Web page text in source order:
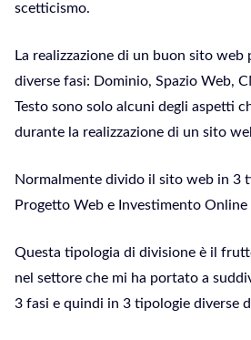
scetticismo.
La realizzazione di un buon sito web
diverse fasi: Dominio, Spazio Web,
Testo sono solo alcuni degli aspetti
durante la realizzazione di un sito
Normalmente divido il sito web in 3
Progetto Web e Investimento Online
Questa tipologia di divisione è il
nel settore che mi ha portato a
3 fasi e quindi in 3 tipologie diverse